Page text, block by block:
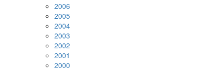
2006
2005
2004
2003
2002
2001
2000